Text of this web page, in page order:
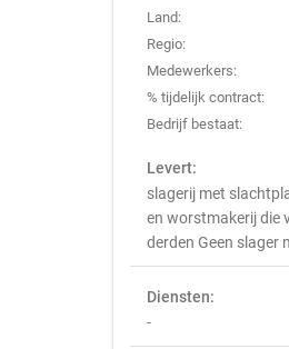
Land:
Regio:
Medewerkers:
% tijdelijk contract:
Bedrijf bestaat:
Levert:
slagerij met
en worstmakerij die
derden Geen slager
Diensten:
-